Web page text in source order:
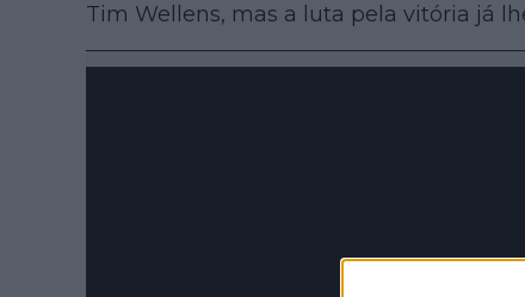
Tim Wellens, mas a luta pela vitória já